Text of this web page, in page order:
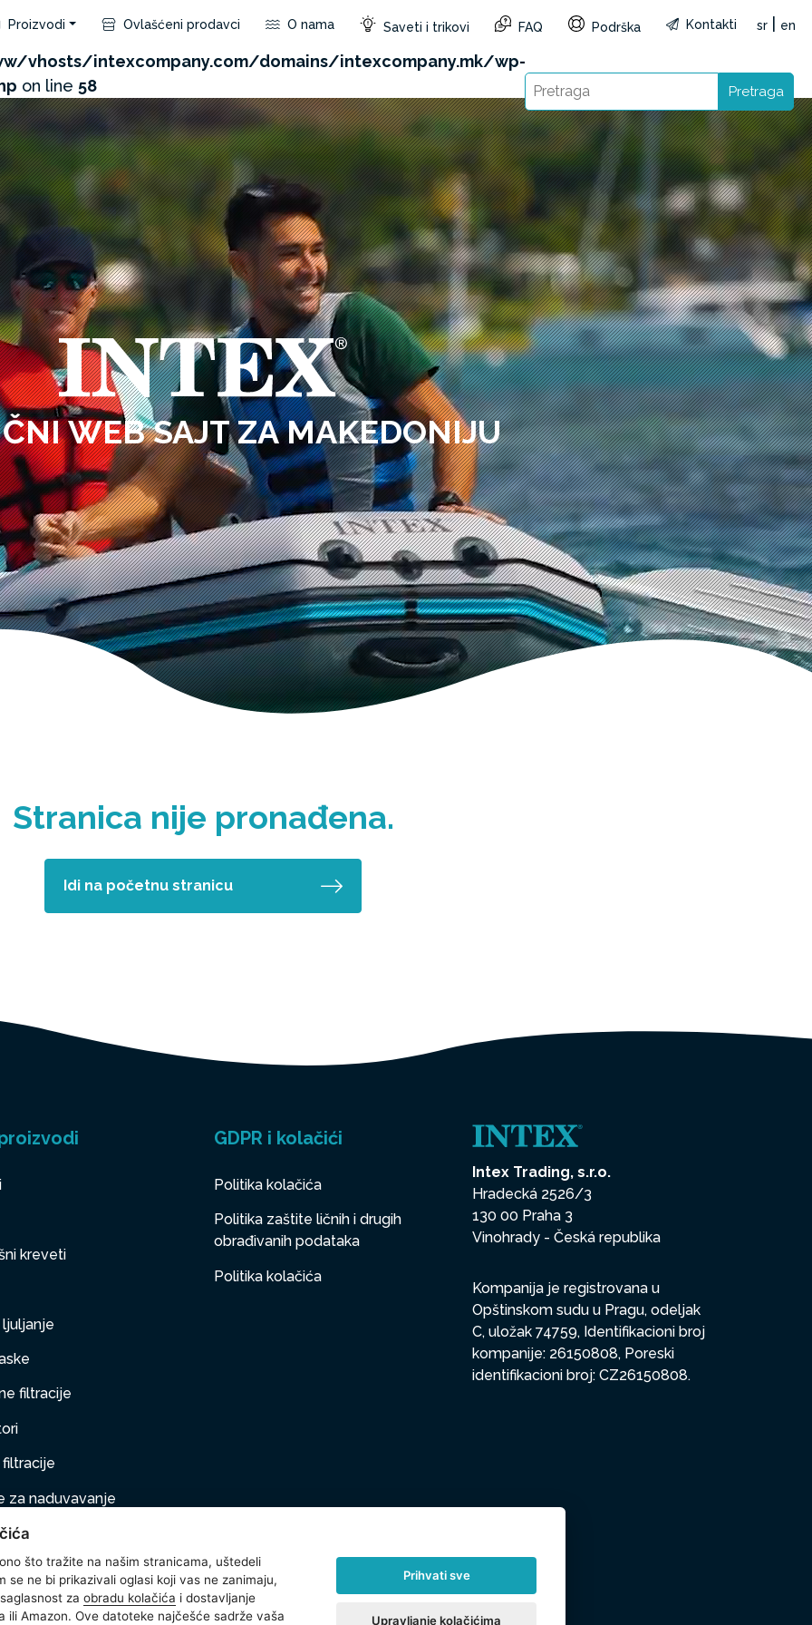
product/api.php?id=378&not_use_region=1&reg=MK&lang=sr): Failed to open stream: HTTP
vhosts/intexcompany.com/domains/intexcompany.mk/wp-
on line 58
Proizvodi Ovlašćeni prodavci O nama Saveti i trikovi FAQ Podrška Kontakti sr en
Pretraga
WEB SAJT ZA MAKEDONIJU
Stranica nije pronađena.
Idi na početnu stranicu
kreveti
filtracije
za naduvavanje
na naduvavanje
oprema
GDPR i kolačići
Politika kolačića
Politika zaštite ličnih i drugih
obrađivanih podataka
Politika kolačića
Intex Trading, s.r.o.
Hradecká 2526/3
130 00 Praha 3
Vinohrady - Česká republika
Kompanija je registrovana u
Opštinskom sudu u Pragu, odeljak
C, uložak 74759, Identifikacioni broj
kompanije: 26150808, Poreski
identifikacioni broj: CZ26150808.
što tražite na našim stranicama, uštedeli
se ne bi prikazivali oglasi koji vas ne zanimaju,
za obradu kolačića i dostavljanje
ili Amazon. Ove datoteke najčešće sadrže vaša
Prihvati sve
Upravljanje kolačićima